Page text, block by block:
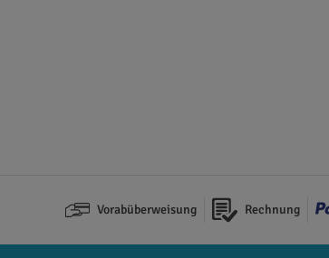
Vorabüberweisung Rechnung